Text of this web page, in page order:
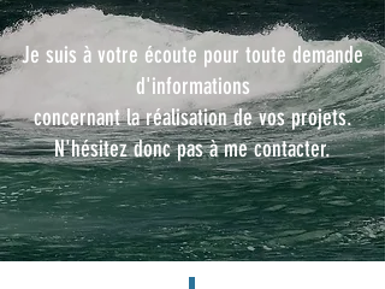
Je suis à votre écoute pour toute demande
d'informations
concernant la réalisation de vos projets.
N'hésitez donc pas à me contacter.